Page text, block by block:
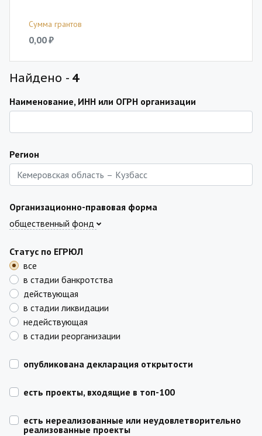
Сумма грантов
0,00 ₽
Найдено - 4
Наименование, ИНН или ОГРН организации
Регион
Организационно-правовая форма
общественный фонд
Статус по ЕГРЮЛ
все
в стадии банкротства
действующая
в стадии ликвидации
недействующая
в стадии реорганизации
опубликована декларация открытости
есть проекты, входящие в топ-100
есть нереализованные или неудовлетворительно
реализованные проекты